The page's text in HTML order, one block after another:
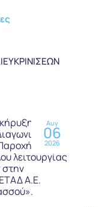
Αυγ
06
2026
άγονου
λειτουργίας
Α.Ε.